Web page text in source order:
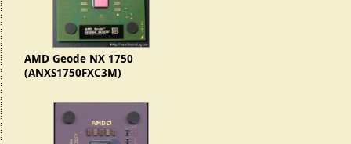
AMD Geode NX 1750
(ANXS1750FXC3M)